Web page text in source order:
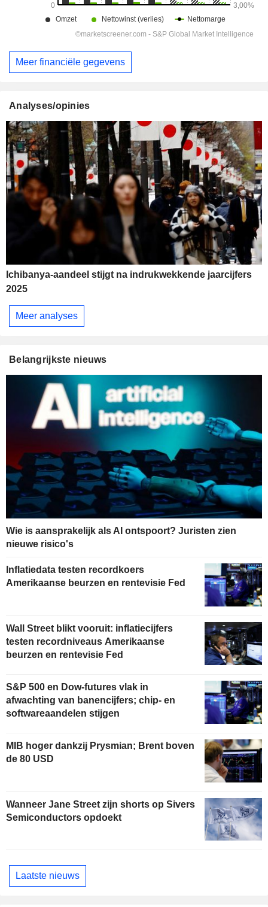
Meer financiële gegevens
Analyses/opinies
Ichibanya-aandeel stijgt na indrukwekkende jaarcijfers
2025
Meer analyses
Belangrijkste nieuws
Wie is aansprakelijk als AI ontspoort? Juristen zien
nieuwe risico's
Inflatiedata testen recordkoers
Amerikaanse beurzen en rentevisie Fed
Wall Street blikt vooruit: inflatiecijfers
testen recordniveaus Amerikaanse
beurzen en rentevisie Fed
S&P 500 en Dow-futures vlak in
afwachting van banencijfers; chip- en
softwareaandelen stijgen
MIB hoger dankzij Prysmian; Brent boven
de 80 USD
Wanneer Jane Street zijn shorts op Sivers
Semiconductors opdoekt
Laatste nieuws